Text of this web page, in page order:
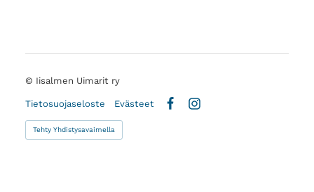
© Iisalmen Uimarit ry
Tietosuojaseloste
Evästeet
Tehty Yhdistysavaimella